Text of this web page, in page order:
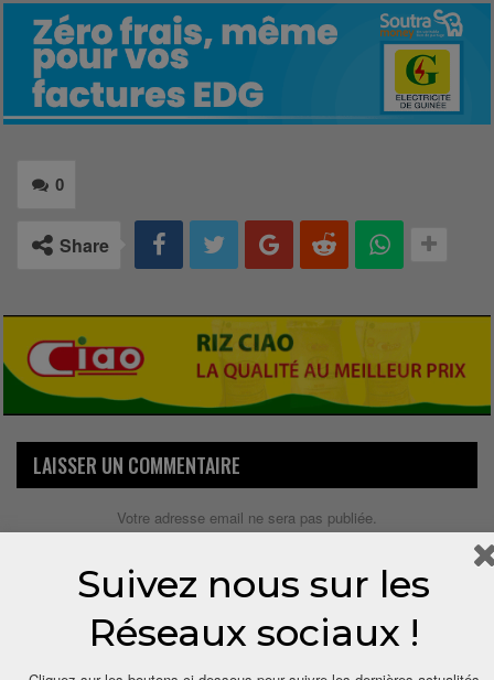
0
Share
LAISSER UN COMMENTAIRE
Votre adresse email ne sera pas publiée.
Suivez nous sur les
Réseaux sociaux !